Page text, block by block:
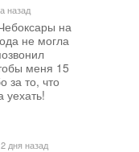
назад
на
не могла
меня 15
за то, что
уехать!
2 дня назад